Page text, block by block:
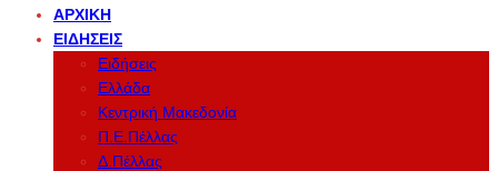
ΑΡΧΙΚΉ
ΕΙΔΉΣΕΙΣ
Ειδήσεις
Ελλάδα
Κεντρική Μακεδονία
Π.Ε.Πέλλας
Δ.Πέλλας